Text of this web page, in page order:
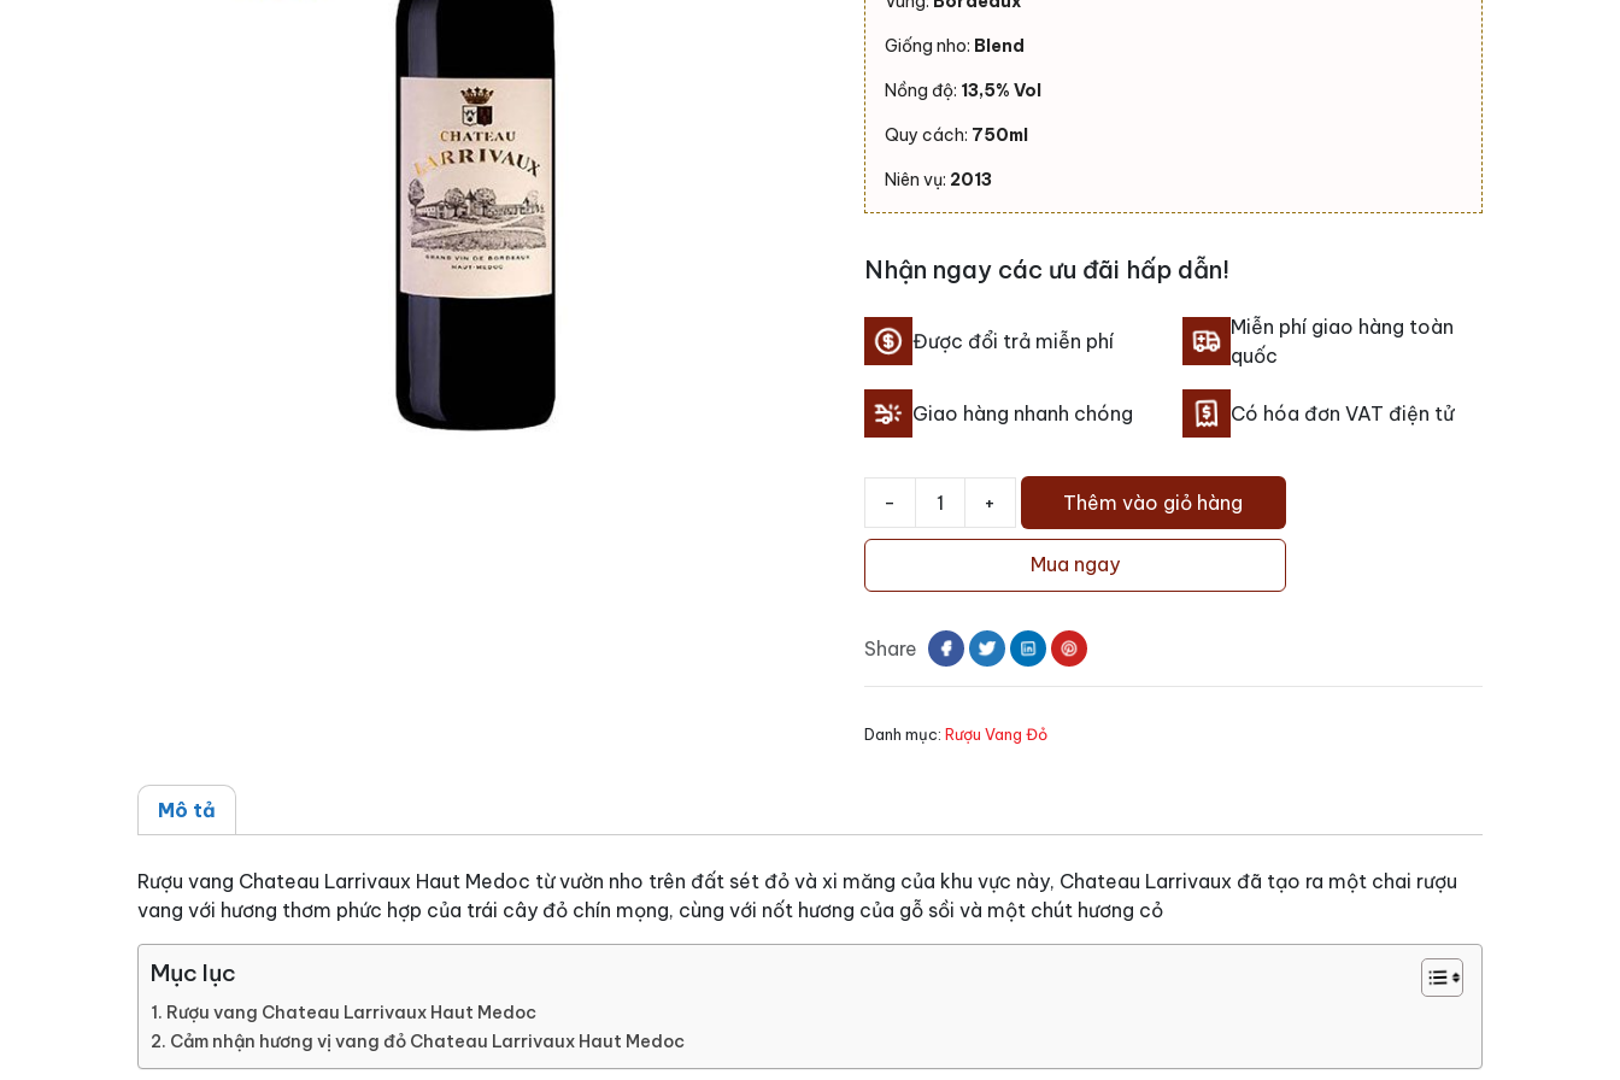
Giống nho: Blend
Nồng độ: 13,5% Vol
Quy cách: 750ml
Niên vụ: 2013
Nhận ngay các ưu đãi hấp dẫn!
Được đổi trả miễn phí
Miễn phí giao hàng toàn
quốc
Giao hàng nhanh chóng Có hóa đơn VAT điện tử
-
vang
Medoc
số
+ Thêm vào giỏ hàng
Mua ngay
Share
Danh mục: Rượu Vang Đỏ
Mô tả
Rượu vang Chateau Larrivaux Haut Medoc từ vườn nho trên đất sét đỏ và xi măng của khu vực này, Chateau Larrivaux đã tạo ra một chai rượu
vang với hương thơm phức hợp của trái cây đỏ chín mọng, cùng với nốt hương của gỗ sồi và một chút hương cỏ
Mục lục
Rượu vang Chateau Larrivaux Haut Medoc
Cảm nhận hương vị vang đỏ Chateau Larrivaux Haut Medoc